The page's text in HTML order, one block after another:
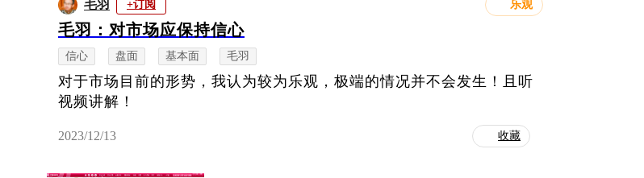
毛羽 +订阅 乐观
毛羽：对市场应保持信心
信心 盘面 基本面 毛羽
对于市场目前的形势，我认为较为乐观，极端的情况并不会发生！且听
视频讲解！
2023/12/13 收藏